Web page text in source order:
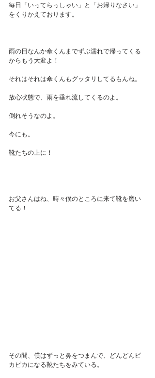
毎日「いってらっしゃい」と「お帰りなさい」
をくりかえております。
雨の日なんか傘くんまでずぶ濡れで帰ってくる
からもう大変よ！
それはそれは傘くんもグッタリしてるもんね。
放心状態で、雨を垂れ流してくるのよ。
倒れそうなのよ。
今にも。
靴たちの上に！
お父さんはね、時々僕のところに来て靴を磨い
てる！
その間、僕はずっと鼻をつまんで、どんどんピ
カピカになる靴たちをみている。